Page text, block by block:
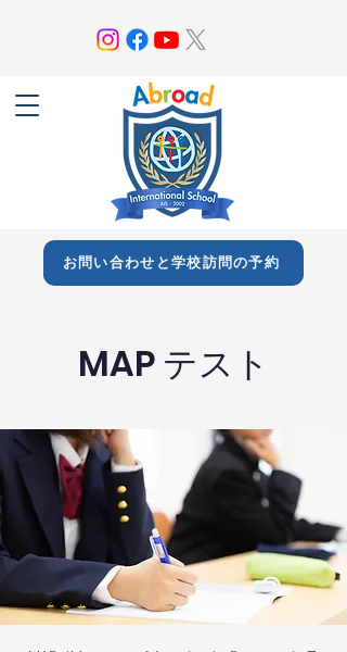
お問い合わせと学校訪問の予約
MAP テスト